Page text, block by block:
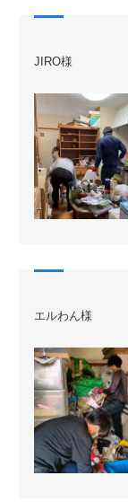
JIRO様
エルわん様